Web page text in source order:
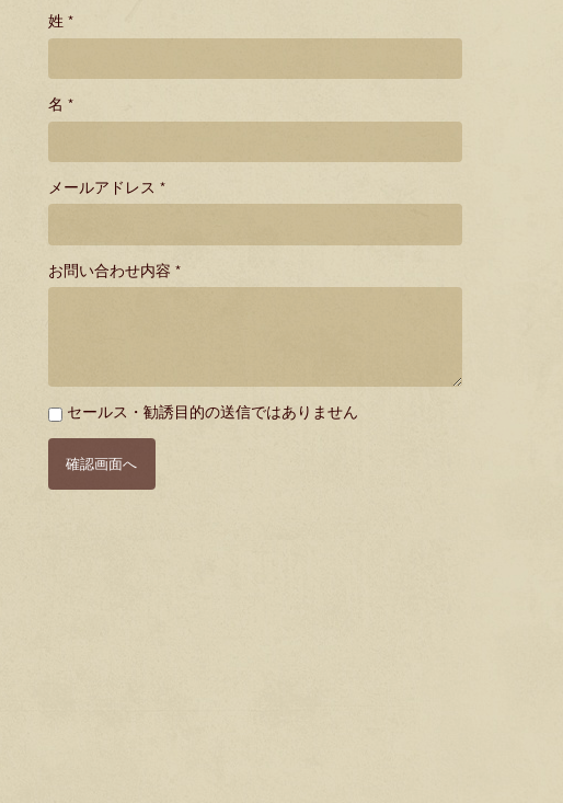
姓 *
名 *
メールアドレス *
お問い合わせ内容 *
必 セールス・勧誘目的の送信ではありません
確認画面へ